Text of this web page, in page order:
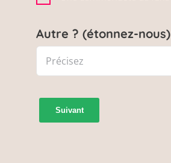
Autre ? (étonnez-nous)
Suivant